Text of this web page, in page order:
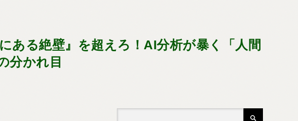
ある絶壁』を超えろ！AI分析が暴く「人間
分かれ目